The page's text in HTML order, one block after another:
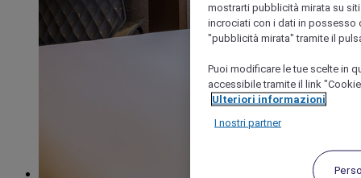
mostrarti pubblicità mirata su
incrociati con i dati in possesso
"pubblicità mirata" tramite il
Puoi modificare le tue scelte in
accessibile tramite il link
Ulteriori informazioni
I nostri partner